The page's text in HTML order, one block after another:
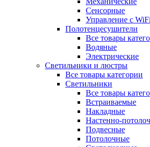
Сенсорные
Управление с WiFi
Полотенцесушители
Все товары
Водяные
Электрические
Светильники и люстры
Все товары категории
Светильники
Все товары
Встраиваемые
Накладные
Настенно-
Подвесные
Потолочные